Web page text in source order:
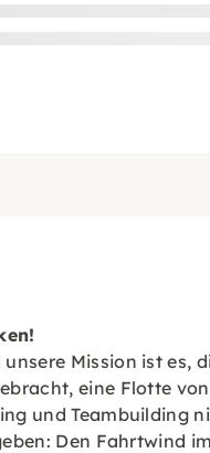
Mission ist
eine Flotte
und Teambuilding
Den Fahrtwind